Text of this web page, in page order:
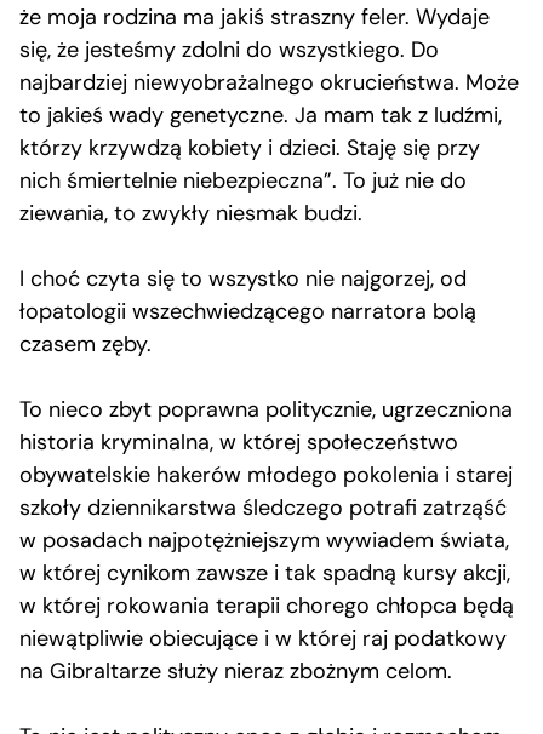
że moja rodzina ma jakiś straszny feler. Wydaje
się, że jesteśmy zdolni do wszystkiego. Do
najbardziej niewyobrażalnego okrucieństwa. Może
to jakieś wady genetyczne. Ja mam tak z ludźmi,
którzy krzywdzą kobiety i dzieci. Staję się przy
nich śmiertelnie niebezpieczna”. To już nie do
ziewania, to zwykły niesmak budzi.
I choć czyta się to wszystko nie najgorzej, od
łopatologii wszechwiedzącego narratora bolą
czasem zęby.
To nieco zbyt poprawna politycznie, ugrzeczniona
historia kryminalna, w której społeczeństwo
obywatelskie hakerów młodego pokolenia i starej
szkoły dziennikarstwa śledczego potrafi zatrząść
w posadach najpotężniejszym wywiadem świata,
w której cynikom zawsze i tak spadną kursy akcji,
w której rokowania terapii chorego chłopca będą
niewątpliwie obiecujące i w której raj podatkowy
na Gibraltarze służy nieraz zbożnym celom.